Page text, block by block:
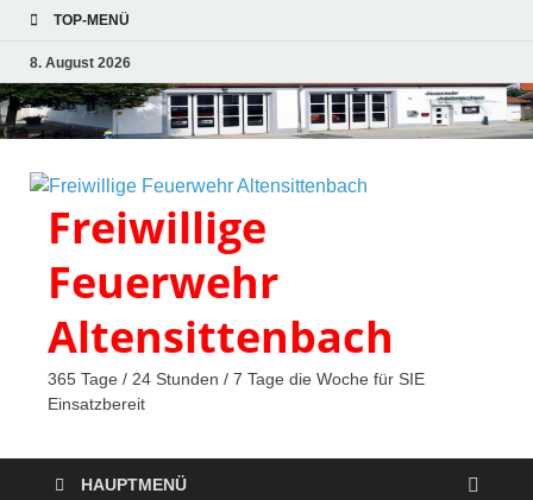
TOP-MENÜ
8. August 2026
Freiwillige
Feuerwehr
Altensittenbach
365 Tage / 24 Stunden / 7 Tage die Woche für SIE
Einsatzbereit
HAUPTMENÜ